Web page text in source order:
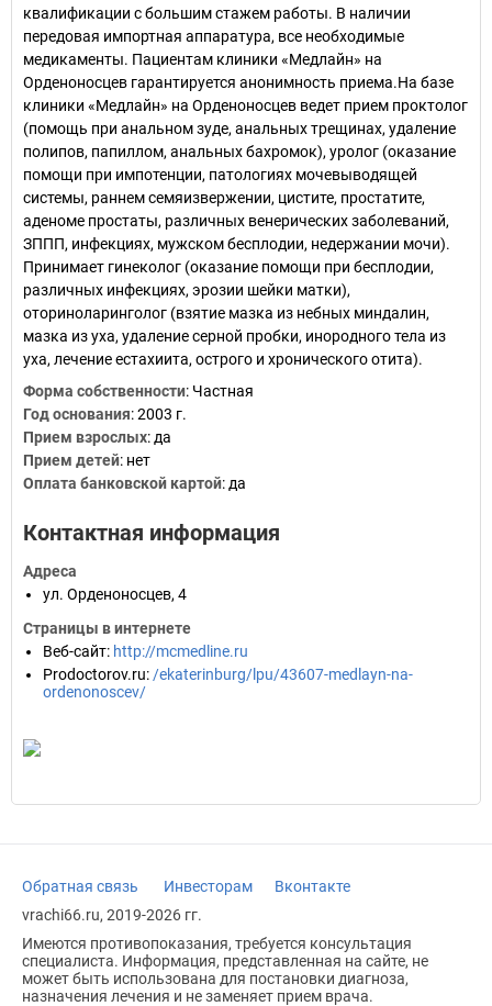
квалификации с большим стажем работы. В наличии
передовая импортная аппаратура, все необходимые
медикаменты. Пациентам клиники «Медлайн» на
Орденоносцев гарантируется анонимность приема.На базе
клиники «Медлайн» на Орденоносцев ведет прием проктолог
(помощь при анальном зуде, анальных трещинах, удаление
полипов, папиллом, анальных бахромок), уролог (оказание
помощи при импотенции, патологиях мочевыводящей
системы, раннем семяизвержении, цистите, простатите,
аденоме простаты, различных венерических заболеваний,
ЗППП, инфекциях, мужском бесплодии, недержании мочи).
Принимает гинеколог (оказание помощи при бесплодии,
различных инфекциях, эрозии шейки матки),
оториноларинголог (взятие мазка из небных миндалин,
мазка из уха, удаление серной пробки, инородного тела из
уха, лечение естахиита, острого и хронического отита).
Форма собственности: Частная
Год основания:2003 г.
Прием взрослых: да
Прием детей: нет
Оплата банковской картой: да
Контактная информация
Адреса
ул. Орденоносцев, 4
Страницы в интернете
Веб-сайт: http://mcmedline.ru
Prodoctorov.ru: /ekaterinburg/lpu/43607-medlayn-na-
ordenonoscev/
Обратная связь Инвесторам
Вконтакте
vrachi66.ru, 2019-2026 гг.
Имеются противопоказания, требуется консультация
специалиста. Информация, представленная на сайте, не
может быть использована для постановки диагноза,
назначения лечения и не заменяет прием врача.